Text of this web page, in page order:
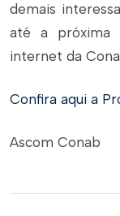
demais
até a próxima
internet da
Confira aqui a
Ascom Conab